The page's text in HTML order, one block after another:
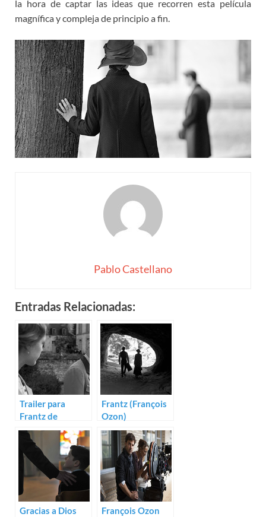
la hora de captar las ideas que recorren esta película
magnífica y compleja de principio a fin.
Pablo Castellano
Entradas Relacionadas:
Trailer para
Frantz de
François Ozon
Frantz (François
Ozon)
Gracias a Dios
François Ozon